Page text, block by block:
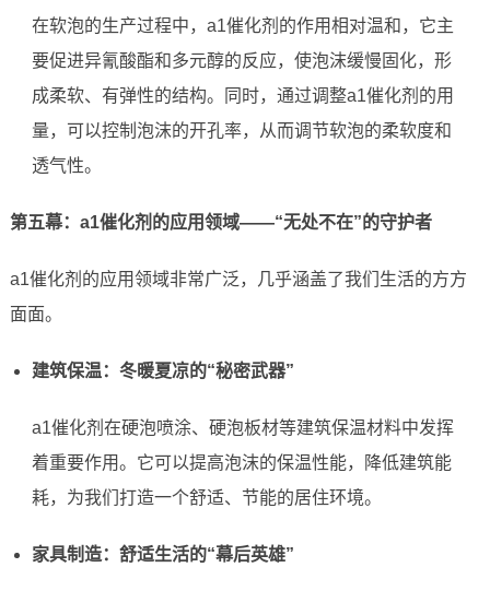
在软泡的生产过程中，a1催化剂的作用相对温和，它主
要促进异氰酸酯和多元醇的反应，使泡沫缓慢固化，形
成柔软、有弹性的结构。同时，通过调整a1催化剂的用
量，可以控制泡沫的开孔率，从而调节软泡的柔软度和
透气性。
第五幕：a1催化剂的应用领域——“无处不在”的守护者
a1催化剂的应用领域非常广泛，几乎涵盖了我们生活的方方
面面。
建筑保温：冬暖夏凉的“秘密武器”
a1催化剂在硬泡喷涂、硬泡板材等建筑保温材料中发挥
着重要作用。它可以提高泡沫的保温性能，降低建筑能
耗，为我们打造一个舒适、节能的居住环境。
家具制造：舒适生活的“幕后英雄”